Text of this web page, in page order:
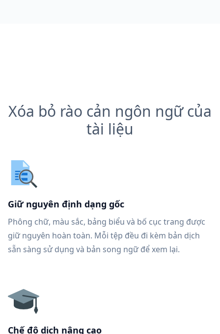
Xóa bỏ rào cản ngôn ngữ của
tài liệu
Giữ nguyên định dạng gốc
Phông chữ, màu sắc, bảng biểu và bố cục trang được
giữ nguyên hoàn toàn. Mỗi tệp đều đi kèm bản dịch
sẵn sàng sử dụng và bản song ngữ để xem lại.
Chế độ dịch nâng cao